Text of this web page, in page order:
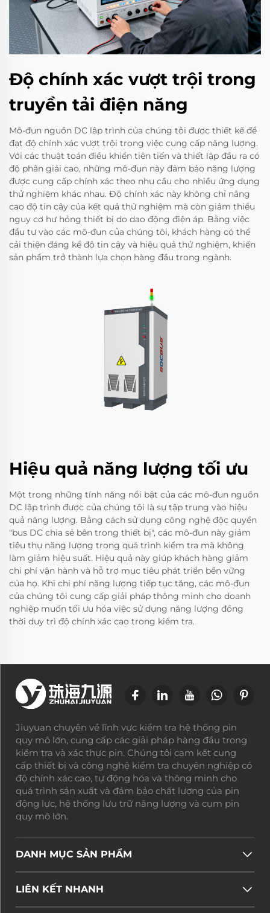
Độ chính xác vượt trội trong
truyền tải điện năng
Mô-đun nguồn DC lập trình của chúng tôi được thiết kế để
đạt độ chính xác vượt trội trong việc cung cấp năng lượng.
Với các thuật toán điều khiển tiên tiến và thiết lập đầu ra có
độ phân giải cao, những mô-đun này đảm bảo năng lượng
được cung cấp chính xác theo nhu cầu cho nhiều ứng dụng
thử nghiệm khác nhau. Độ chính xác này không chỉ nâng
cao độ tin cậy của kết quả thử nghiệm mà còn giảm thiểu
nguy cơ hư hỏng thiết bị do dao động điện áp. Bằng việc
đầu tư vào các mô-đun của chúng tôi, khách hàng có thể
cải thiện đáng kể độ tin cậy và hiệu quả thử nghiệm, khiến
sản phẩm trở thành lựa chọn hàng đầu trong ngành.
Hiệu quả năng lượng tối ưu
Một trong những tính năng nổi bật của các mô-đun nguồn
DC lập trình được của chúng tôi là sự tập trung vào hiệu
quả năng lượng. Bằng cách sử dụng công nghệ độc quyền
"bus DC chia sẻ bên trong thiết bị", các mô-đun này giảm
tiêu thụ năng lượng trong quá trình kiểm tra mà không
làm giảm hiệu suất. Hiệu quả này giúp khách hàng giảm
chi phí vận hành và hỗ trợ mục tiêu phát triển bền vững
của họ. Khi chi phí năng lượng tiếp tục tăng, các mô-đun
của chúng tôi cung cấp giải pháp thông minh cho doanh
nghiệp muốn tối ưu hóa việc sử dụng năng lượng đồng
thời duy trì độ chính xác cao trong kiểm tra.
Jiuyuan chuyên về lĩnh vực kiểm tra hệ thống pin
quy mô lớn, cung cấp các giải pháp hàng đầu trong
kiểm tra và xác thực pin. Chúng tôi cam kết cung
cấp thiết bị và công nghệ kiểm tra chuyên nghiệp có
độ chính xác cao, tự động hóa và thông minh cho
quá trình sản xuất và đảm bảo chất lượng của pin
động lực, hệ thống lưu trữ năng lượng và cụm pin
quy mô lớn.
DANH MỤC SẢN PHẨM
LIÊN KẾT NHANH